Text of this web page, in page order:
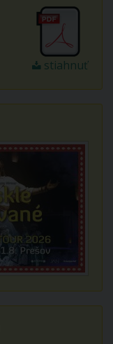
stiahnuť